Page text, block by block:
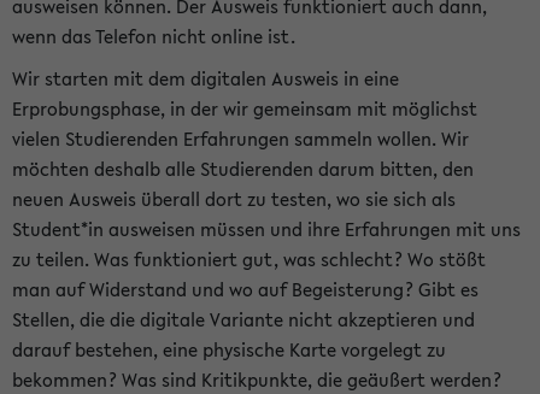
ausweisen können. Der Ausweis funktioniert auch dann,
wenn das Telefon nicht online ist.
Wir starten mit dem digitalen Ausweis in eine
Erprobungsphase, in der wir gemeinsam mit möglichst
vielen Studierenden Erfahrungen sammeln wollen. Wir
möchten deshalb alle Studierenden darum bitten, den
neuen Ausweis überall dort zu testen, wo sie sich als
Student*in ausweisen müssen und ihre Erfahrungen mit uns
zu teilen. Was funktioniert gut, was schlecht? Wo stößt
man auf Widerstand und wo auf Begeisterung? Gibt es
Stellen, die die digitale Variante nicht akzeptieren und
darauf bestehen, eine physische Karte vorgelegt zu
bekommen? Was sind Kritikpunkte, die geäußert werden?